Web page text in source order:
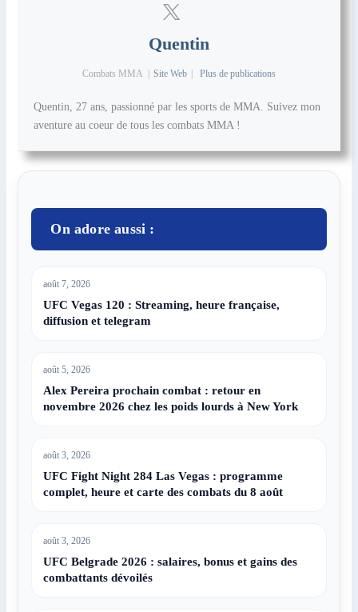
Quentin
Combats MMA | Site Web | Plus de publications
Quentin, 27 ans, passionné par les sports de MMA. Suivez mon
aventure au coeur de tous les combats MMA !
On adore aussi :
août 7, 2026
UFC Vegas 120 : Streaming, heure française,
diffusion et telegram
août 5, 2026
Alex Pereira prochain combat : retour en
novembre 2026 chez les poids lourds à New York
août 3, 2026
UFC Fight Night 284 Las Vegas : programme
complet, heure et carte des combats du 8 août
août 3, 2026
UFC Belgrade 2026 : salaires, bonus et gains des
combattants dévoilés